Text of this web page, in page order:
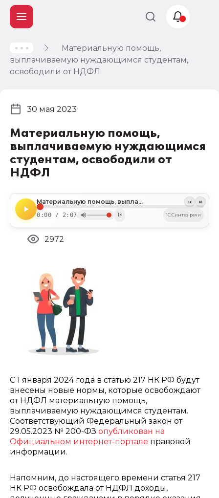
Материальную помощь,
выплачиваемую нуждающимся студентам,
освободили от НДФЛ
Материальную помощь,
выплачиваемую нуждающимся
студентам, освободили от
НДФЛ
Материальную помощь, выплачиваемую нуждающимся студентам, освободили от НДФЛ
0:00 / 2:07 1× 1C:Синтез речи
30 мая 2023
2972
С 1 января 2024 года в статью 217 НК РФ будут
внесены новые нормы, которые освобождают
от НДФЛ материальную помощь,
выплачиваемую нуждающимся студентам.
Соответствующий Федеральный закон от
29.05.2023 № 200-ФЗ опубликован на
Официальном интернет-портале правовой
информации.
Напомним, до настоящего времени статья 217
НК РФ освобождала от НДФЛ доходы,
Учет и
налогообложение